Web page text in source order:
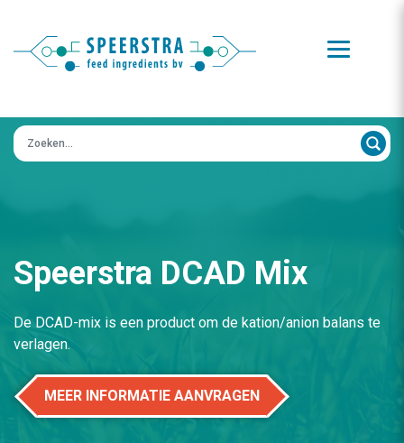
Zoeken op:
Speerstra DCAD Mix
De DCAD-mix is een product om de kation/anion balans te
verlagen.
MEER INFORMATIE AANVRAGEN